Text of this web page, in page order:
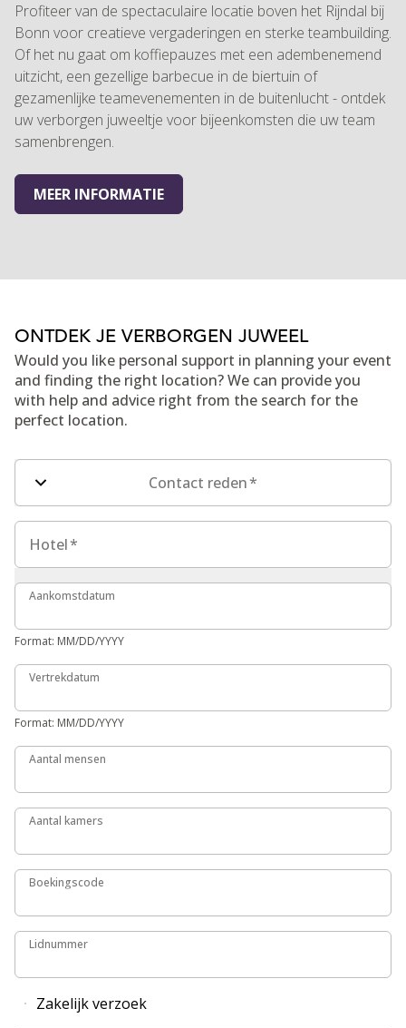
Profiteer van de spectaculaire locatie boven het Rijndal bij
Bonn voor creatieve vergaderingen en sterke teambuilding.
Of het nu gaat om koffiepauzes met een adembenemend
uitzicht, een gezellige barbecue in de biertuin of
gezamenlijke teamevenementen in de buitenlucht - ontdek
uw verborgen juweeltje voor bijeenkomsten die uw team
samenbrengen.
MEER INFORMATIE
ONTDEK JE VERBORGEN JUWEEL
Would you like personal support in planning your event
and finding the right location? We can provide you
with help and advice right from the search for the
perfect location.
Velden contactformulier
Contact reden*
Hotel
Hotel*
Aankomstdatum
Aankomstdatum
Format: MM/DD/YYYY
Vertrekdatum
Vertrekdatum
Format: MM/DD/YYYY
Aantal mensen
Aantal mensen
Aantal kamers
Aantal kamers
Boekingscode
Boekingscode
Lidnummer
Lidnummer
Zakelijk verzoek